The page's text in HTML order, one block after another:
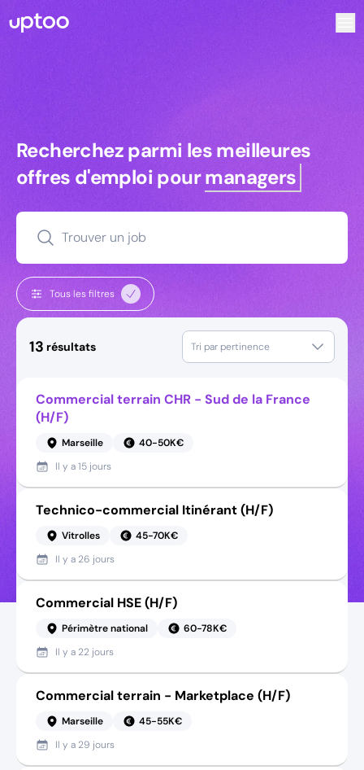
Recherchez parmi les meilleures
Recherchez parmi les meilleures
offres d'emploi pourmanagers
Trouver un job
Tous les filtres
13 résultats Tri par pertinence
Commercial terrain CHR - Sud de la France
(H/F)
Marseille
40-50K€
Il y a15 jours
Technico-commercial Itinérant (H/F)
Vitrolles
45-70K€
Il y a 26 jours
Commercial HSE (H/F)
Périmètre national
60-78K€
Il y a 22 jours
Commercial terrain - Marketplace (H/F)
Marseille
45-55K€
Il y a 29 jours